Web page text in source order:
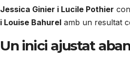
Jessica Ginier i Lucile Pothier
i Louise Bahurel amb un resultat
Un inici ajustat